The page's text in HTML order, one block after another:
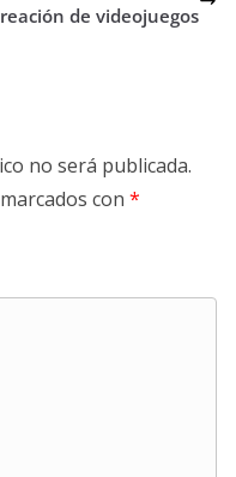
de videojuegos
no será publicada.
con *